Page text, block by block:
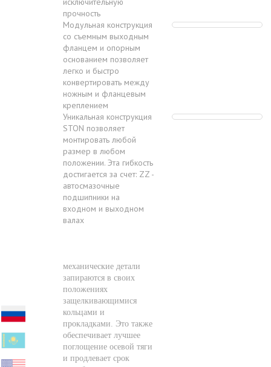
прочность
Модульная конструкция
со съемным выходным
фланцем и опорным
основанием позволяет
легко и быстро
конвертировать между
ножным и фланцевым
креплением
Уникальная конструкция
STON позволяет
монтировать любой
размер в любом
положении. Эта гибкость
достигается за счет: ZZ -
автосмазочные
подшипники на
входном и выходном
валах
механические детали
запираются в своих
положениях
защелкивающимися
кольцами и
прокладками. Это также
обеспечивает лучшее
поглощение осевой тяги
и продлевает срок